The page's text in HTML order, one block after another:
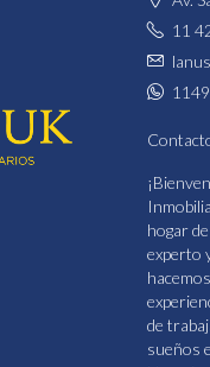
11
hogar
experto
de
sueños